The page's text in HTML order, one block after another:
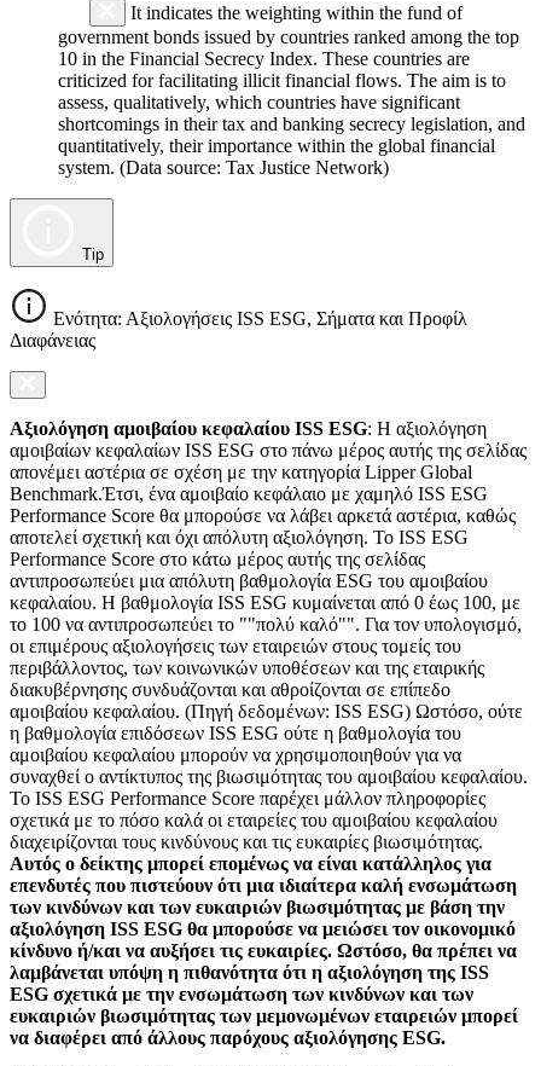
It indicates the weighting within the fund of
government bonds issued by countries ranked among the top
10 in the Financial Secrecy Index. These countries are
criticized for facilitating illicit financial flows. The aim is to
assess, qualitatively, which countries have significant
shortcomings in their tax and banking secrecy legislation, and
quantitatively, their importance within the global financial
system. (Data source: Tax Justice Network)
Tip
Ενότητα: Αξιολογήσεις ISS ESG, Σήματα και Προφίλ
Διαφάνειας
Αξιολόγηση αμοιβαίου κεφαλαίου ISS ESG: Η αξιολόγηση
αμοιβαίων κεφαλαίων ISS ESG στο πάνω μέρος αυτής της σελίδας
απονέμει αστέρια σε σχέση με την κατηγορία Lipper Global
Benchmark.Έτσι, ένα αμοιβαίο κεφάλαιο με χαμηλό ISS ESG
Performance Score θα μπορούσε να λάβει αρκετά αστέρια, καθώς
αποτελεί σχετική και όχι απόλυτη αξιολόγηση. Το ISS ESG
Performance Score στο κάτω μέρος αυτής της σελίδας
αντιπροσωπεύει μια απόλυτη βαθμολογία ESG του αμοιβαίου
κεφαλαίου. Η βαθμολογία ISS ESG κυμαίνεται από 0 έως 100, με
το 100 να αντιπροσωπεύει το ""πολύ καλό"". Για τον υπολογισμό,
οι επιμέρους αξιολογήσεις των εταιρειών στους τομείς του
περιβάλλοντος, των κοινωνικών υποθέσεων και της εταιρικής
διακυβέρνησης συνδυάζονται και αθροίζονται σε επίπεδο
αμοιβαίου κεφαλαίου. (Πηγή δεδομένων: ISS ESG) Ωστόσο, ούτε
η βαθμολογία επιδόσεων ISS ESG ούτε η βαθμολογία του
αμοιβαίου κεφαλαίου μπορούν να χρησιμοποιηθούν για να
συναχθεί ο αντίκτυπος της βιωσιμότητας του αμοιβαίου κεφαλαίου.
Το ISS ESG Performance Score παρέχει μάλλον πληροφορίες
σχετικά με το πόσο καλά οι εταιρείες του αμοιβαίου κεφαλαίου
διαχειρίζονται τους κινδύνους και τις ευκαιρίες βιωσιμότητας.
Αυτός ο δείκτης μπορεί επομένως να είναι κατάλληλος για
επενδυτές που πιστεύουν ότι μια ιδιαίτερα καλή ενσωμάτωση
των κινδύνων και των ευκαιριών βιωσιμότητας με βάση την
αξιολόγηση ISS ESG θα μπορούσε να μειώσει τον οικονομικό
κίνδυνο ή/και να αυξήσει τις ευκαιρίες. Ωστόσο, θα πρέπει να
λαμβάνεται υπόψη η πιθανότητα ότι η αξιολόγηση της ISS
ESG σχετικά με την ενσωμάτωση των κινδύνων και των
ευκαιριών βιωσιμότητας των μεμονωμένων εταιρειών μπορεί
να διαφέρει από άλλους παρόχους αξιολόγησης ESG.